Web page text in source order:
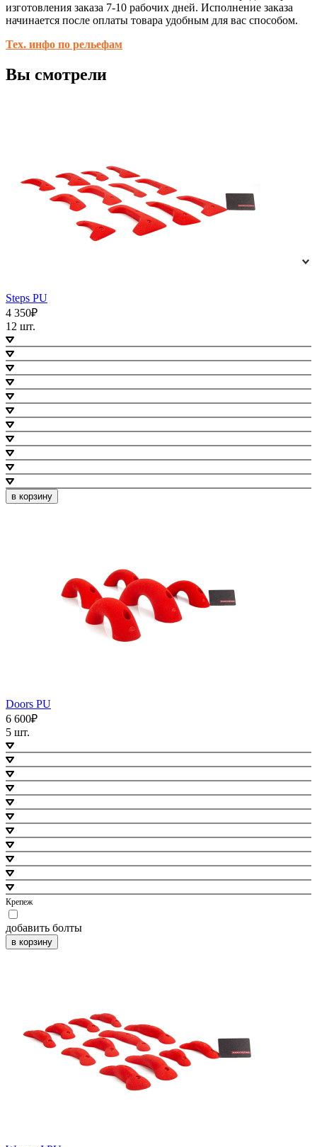
изготовления заказа 7-10 рабочих дней. Исполнение заказа
начинается после оплаты товара удобным для вас способом.
Тех. инфо по рельефам
Вы смотрели
Steps PU
4 350₽
12 шт.
в корзину
Doors PU
6 600₽
5 шт.
Крепеж
добавить болты
в корзину